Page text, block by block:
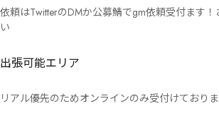
依頼はTwitterのDMか公募鯖でgm依頼受付ます
い
出張可能エリア
リアル優先のためオンラインのみ受付けておりま